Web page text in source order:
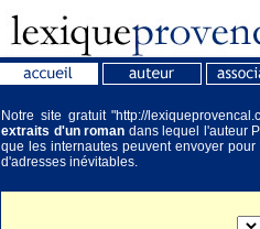
Notre site gratuit "http://
extraits d'un roman dans lequel l'auteur
que les internautes peuvent envoyer
d'adresses inévitables.